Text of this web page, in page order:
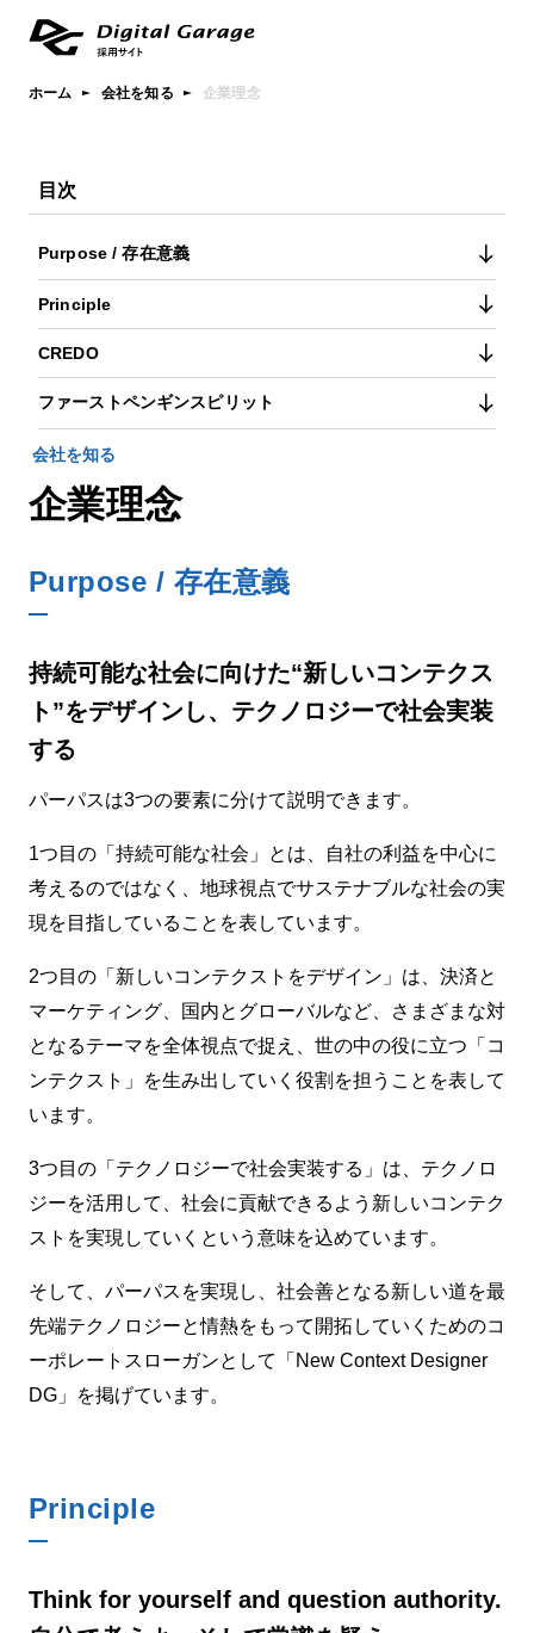
ホーム 会社を知る 企業理念
目次
Purpose / 存在意義
Principle
CREDO
ファーストペンギンスピリット
会社を知る
企業理念
Purpose / 存在意義
持続可能な社会に向けた“新しいコンテクス
ト”をデザインし、 テクノロジーで社会実装
する
パーパスは3つの要素に分けて説明できます。
1つ目の「持続可能な社会」とは、自社の利益を中心に
考えるのではなく、地球視点でサステナブルな社会の実
現を目指していることを表しています。
2つ目の「新しいコンテクストをデザイン」は、決済と
マーケティング、国内とグローバルなど、さまざまな対
となるテーマを全体視点で捉え、世の中の役に立つ「コ
ンテクスト」を生み出していく役割を担うことを表して
います。
3つ目の「テクノロジーで社会実装する」は、テクノロ
ジーを活用して、社会に貢献できるよう新しいコンテク
ストを実現していくという意味を込めています。
そして、パーパスを実現し、社会善となる新しい道を最
先端テクノロジーと情熱をもって開拓していくためのコ
ーポレートスローガンとして「New Context Designer
DG」を掲げています。
Principle
Think for yourself and question authority.